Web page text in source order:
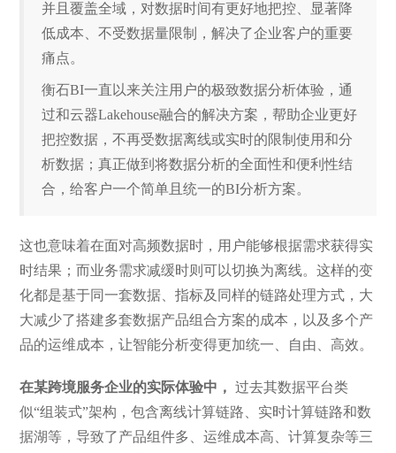
并且覆盖全域，对数据时间有更好地把控、显著降
低成本、不受数据量限制，解决了企业客户的重要
痛点。
衡石BI一直以来关注用户的极致数据分析体验，通
过和云器Lakehouse融合的解决方案，帮助企业更好
把控数据，不再受数据离线或实时的限制使用和分
析数据；真正做到将数据分析的全面性和便利性结
合，给客户一个简单且统一的BI分析方案。
这也意味着在面对高频数据时，用户能够根据需求获得实
时结果；而业务需求减缓时则可以切换为离线。这样的变
化都是基于同一套数据、指标及同样的链路处理方式，大
大减少了搭建多套数据产品组合方案的成本，以及多个产
品的运维成本，让智能分析变得更加统一、自由、高效。
在某跨境服务企业的实际体验中， 过去其数据平台类
似“组装式”架构，包含离线计算链路、实时计算链路和数
据湖等，导致了产品组件多、运维成本高、计算复杂等三